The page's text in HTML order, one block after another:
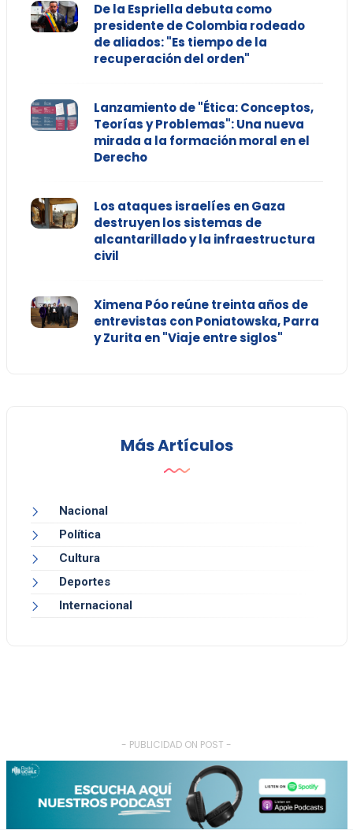
De la Espriella debuta como
presidente de Colombia rodeado
de aliados: "Es tiempo de la
recuperación del orden"
Lanzamiento de "Ética: Conceptos,
Teorías y Problemas": Una nueva
mirada a la formación moral en el
Derecho
Los ataques israelíes en Gaza
destruyen los sistemas de
alcantarillado y la infraestructura
civil
Ximena Póo reúne treinta años de
entrevistas con Poniatowska, Parra
y Zurita en "Viaje entre siglos"
Más Artículos
Nacional
Política
Cultura
Deportes
Internacional
- PUBLICIDAD ON POST -